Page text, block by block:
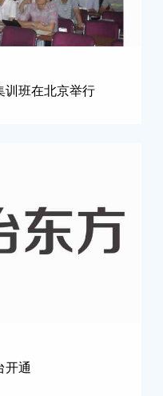
训班在北京举行
开通